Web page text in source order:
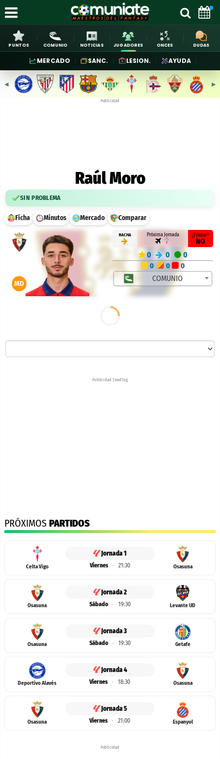
PUNTOS COMUNIO NOTICIAS JUGADORES ONCES DUDAS
MERCADO SANC. LESION. AYUDA
◀︎ ▶︎
Publicidad
Raúl Moro
SIN PROBLEMA
Ficha Minutos Mercado Comparar
MD
RACHA Próxima Jornada ¿Titular?
NO
0 0 0
0 0 0
COMUNIO
Publicidad SeedTag
PRÓXIMOS PARTIDOS
Celta Vigo
Jornada 1
Viernes · 21:30 Osasuna
Osasuna
Jornada 2
Sábado · 19:30 Levante UD
Osasuna
Jornada 3
Sábado · 19:30 Getafe
Deportivo Alavés
Jornada 4
Viernes · 18:30 Osasuna
Osasuna
Jornada 5
Viernes · 21:00 Espanyol
Publicidad